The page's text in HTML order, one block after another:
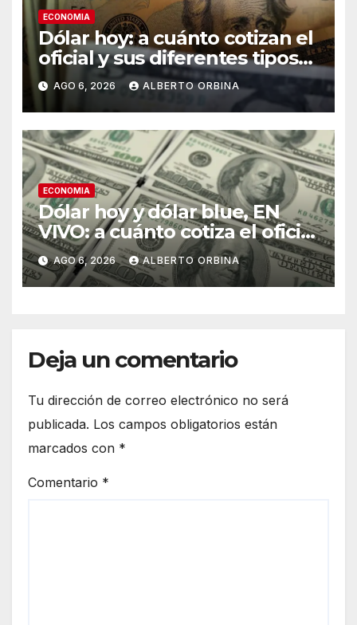
ECONOMIA
Dólar hoy: a cuánto cotizan el
oficial y sus diferentes tipos
de cambio este jueves 06 de
agosto
AGO 6, 2026 ALBERTO ORBINA
ECONOMIA
Dólar hoy y dólar blue, EN
VIVO: a cuánto cotiza el oficial
y cuál es el precio del paralelo
este jueves 6 de agosto,
minuto a minuto
AGO 6, 2026 ALBERTO ORBINA
Deja un comentario
Tu dirección de correo electrónico no será
publicada. Los campos obligatorios están
marcados con *
Comentario *